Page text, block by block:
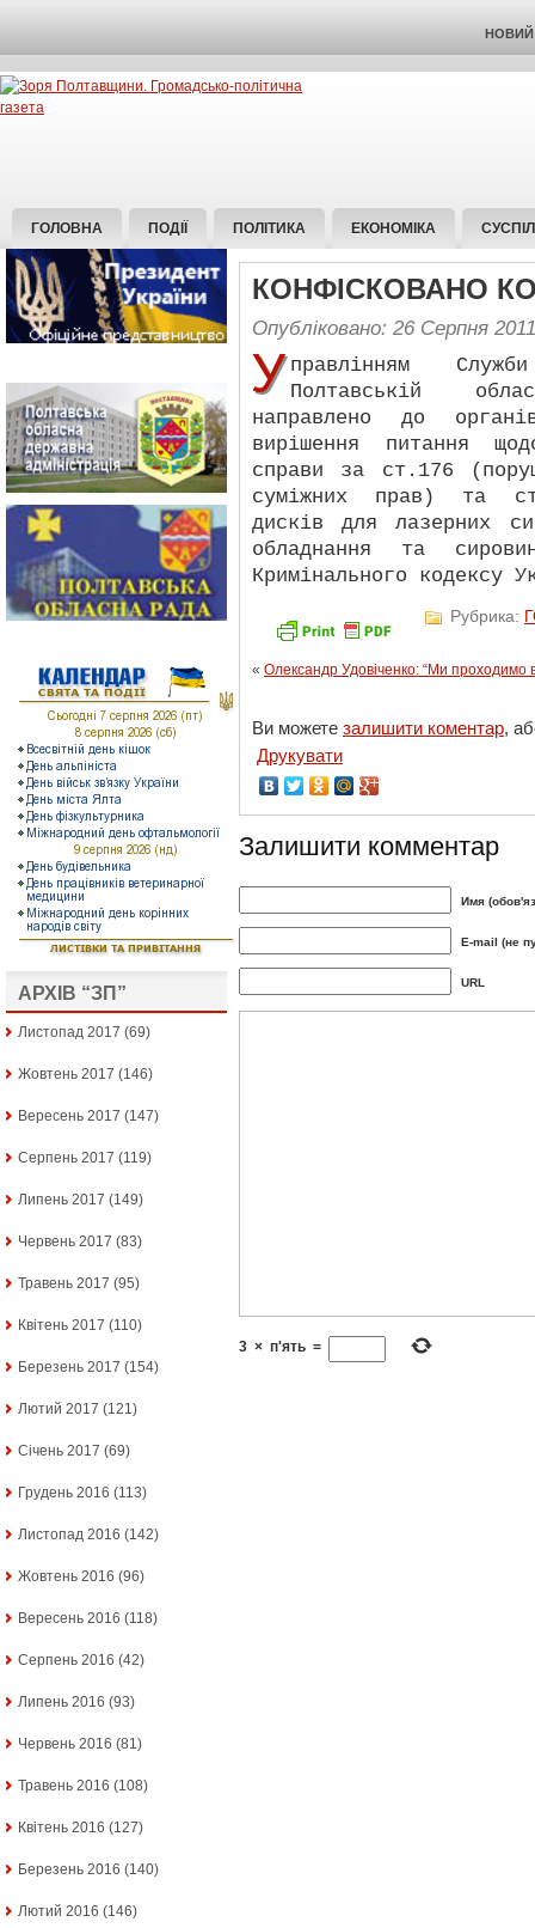
НОВИЙ
ГОЛОВНА ПОДІЇ ПОЛІТИКА ЕКОНОМІКА
АРХІВ “ЗП”
Листопад 2017 (69)
Жовтень 2017 (146)
Вересень 2017 (147)
Серпень 2017 (119)
Липень 2017 (149)
Червень 2017 (83)
Травень 2017 (95)
Квітень 2017 (110)
Березень 2017 (154)
Лютий 2017 (121)
Січень 2017 (69)
Грудень 2016 (113)
Листопад 2016 (142)
Жовтень 2016 (96)
Вересень 2016 (118)
Серпень 2016 (42)
Липень 2016 (93)
Червень 2016 (81)
Травень 2016 (108)
Квітень 2016 (127)
Березень 2016 (140)
Лютий 2016 (146)
КОНФІСКОВАНО
Опубліковано: 26 Серпня 2011
У правлінням
Полтавській
направлено до
вирішення питання
справи за ст.176
суміжних прав) та
дисків для лазерних
обладнання та
Кримінального кодексу
Рубрика:
« Олександр Удовіченко: “Ми проходимо
Ви можете залишити коментар,
Друкувати
Залишити комментар
Имя
E-mail (не
URL
3 × п'ять =